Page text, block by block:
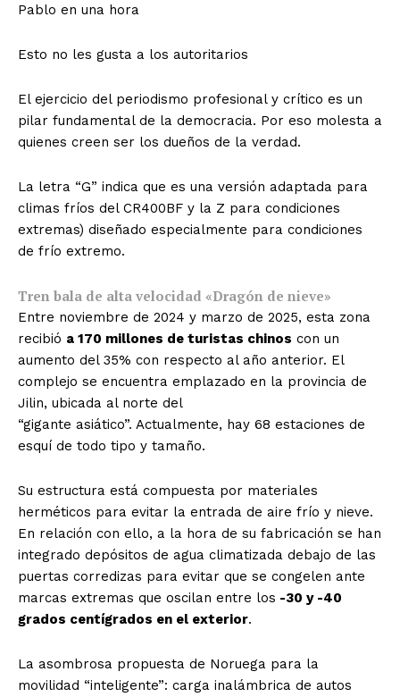
Pablo en una hora
Esto no les gusta a los autoritarios
El ejercicio del periodismo profesional y crítico es un
pilar fundamental de la democracia. Por eso molesta a
quienes creen ser los dueños de la verdad.
La letra “G” indica que es una versión adaptada para
climas fríos del CR400BF y la Z para condiciones
extremas) diseñado especialmente para condiciones
de frío extremo.
Tren bala de alta velocidad «Dragón de nieve»
Entre noviembre de 2024 y marzo de 2025, esta zona
recibió a 170 millones de turistas chinos con un
aumento del 35% con respecto al año anterior. El
complejo se encuentra emplazado en la provincia de
Jilin, ubicada al norte del
“gigante asiático”. Actualmente, hay 68 estaciones de
esquí de todo tipo y tamaño.
Su estructura está compuesta por materiales
herméticos para evitar la entrada de aire frío y nieve.
En relación con ello, a la hora de su fabricación se han
integrado depósitos de agua climatizada debajo de las
puertas corredizas para evitar que se congelen ante
marcas extremas que oscilan entre los -30 y -40
grados centígrados en el exterior.
La asombrosa propuesta de Noruega para la
movilidad “inteligente”: carga inalámbrica de autos